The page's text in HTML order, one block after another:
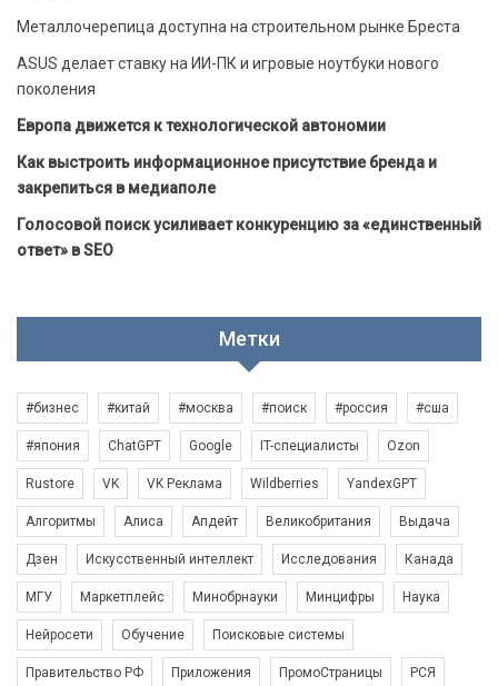
Металлочерепица доступна на строительном рынке Бреста
ASUS делает ставку на ИИ-ПК и игровые ноутбуки нового
поколения
Европа движется к технологической автономии
Как выстроить информационное присутствие бренда и
закрепиться в медиаполе
Голосовой поиск усиливает конкуренцию за «единственный
ответ» в SEO
Метки
#бизнес #китай #москва #поиск #россия #сша
#япония ChatGPT Google IT-специалисты Ozon
Rustore VK VK Реклама Wildberries YandexGPT
Алгоритмы Алиса Апдейт Великобритания Выдача
Дзен Искусственный интеллект Исследования Канада
МГУ Маркетплейс Минобрнауки Минцифры Наука
Нейросети Обучение Поисковые системы
Правительство РФ Приложения ПромоСтраницы РСЯ